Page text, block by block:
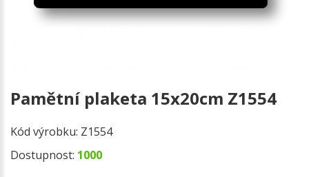
Pamětní plaketa 15x20cm Z1554
Kód výrobku: Z1554
Dostupnost: 1000